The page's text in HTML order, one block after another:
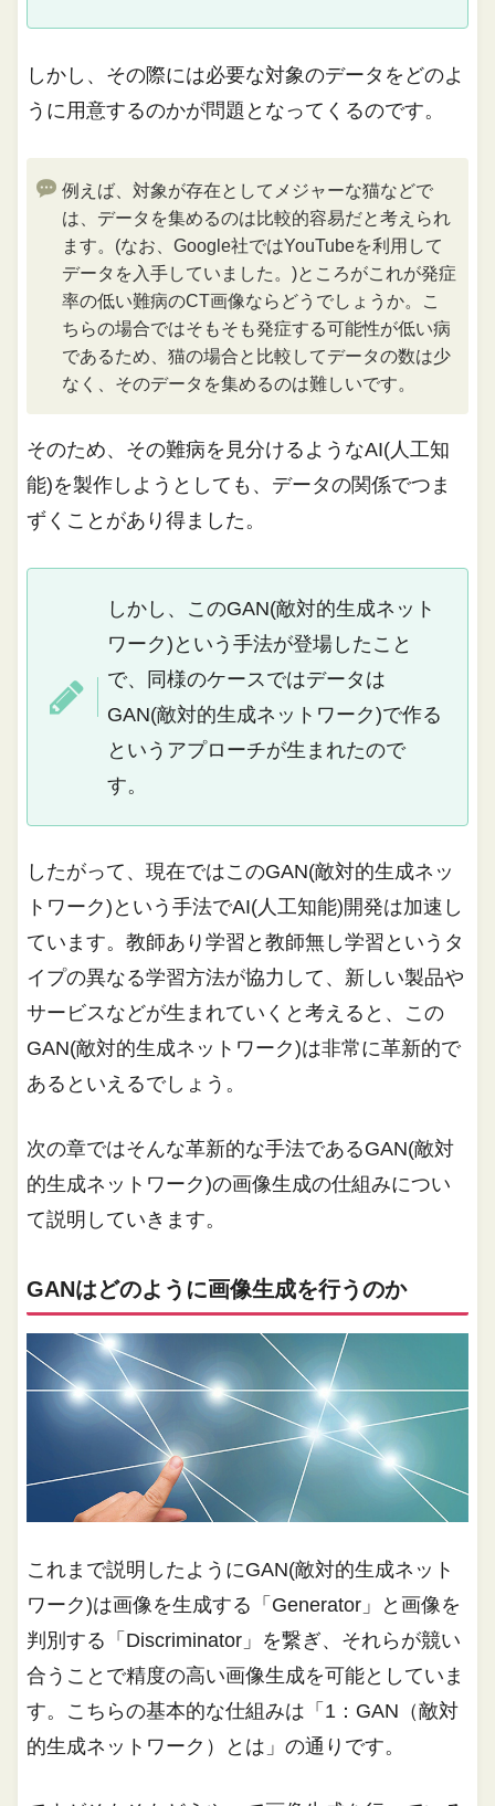
しかし、その際には必要な対象のデータをどのよ
うに用意するのかが問題となってくるのです。
例えば、対象が存在としてメジャーな猫などで
は、データを集めるのは比較的容易だと考えられ
ます。(なお、Google社ではYouTubeを利用して
データを入手していました。)ところがこれが発症
率の低い難病のCT画像ならどうでしょうか。こ
ちらの場合ではそもそも発症する可能性が低い病
であるため、猫の場合と比較してデータの数は少
なく、そのデータを集めるのは難しいです。
そのため、その難病を見分けるようなAI(人工知
能)を製作しようとしても、データの関係でつま
ずくことがあり得ました。
しかし、このGAN(敵対的生成ネット
ワーク)という手法が登場したこと
で、同様のケースではデータは
GAN(敵対的生成ネットワーク)で作る
というアプローチが生まれたので
す。
したがって、現在ではこのGAN(敵対的生成ネッ
トワーク)という手法でAI(人工知能)開発は加速し
ています。教師あり学習と教師無し学習というタ
イプの異なる学習方法が協力して、新しい製品や
サービスなどが生まれていくと考えると、この
GAN(敵対的生成ネットワーク)は非常に革新的で
あるといえるでしょう。
次の章ではそんな革新的な手法であるGAN(敵対
的生成ネットワーク)の画像生成の仕組みについ
て説明していきます。
GANはどのように画像生成を行うのか
これまで説明したようにGAN(敵対的生成ネット
ワーク)は画像を生成する「Generator」と画像を
判別する「Discriminator」を繋ぎ、それらが競い
合うことで精度の高い画像生成を可能としていま
す。こちらの基本的な仕組みは「1：GAN（敵対
的生成ネットワーク）とは」の通りです。